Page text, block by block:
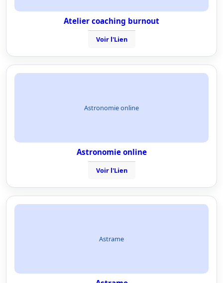
Atelier coaching burnout
Voir l'Lien
Astronomie online
Astronomie online
Voir l'Lien
Astrame